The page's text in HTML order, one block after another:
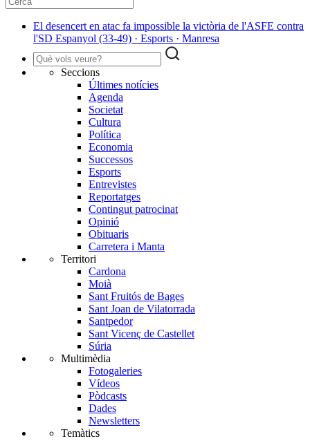
El desencert en atac fa impossible la victòria de l'ASFE contra
l'SD Espanyol (33-49) · Esports · Manresa
Seccions
Últimes notícies
Agenda
Societat
Cultura
Política
Economia
Successos
Esports
Entrevistes
Reportatges
Contingut patrocinat
Opinió
Obituaris
Carretera i Manta
Territori
Cardona
Moià
Sant Fruitós de Bages
Sant Joan de Vilatorrada
Santpedor
Sant Vicenç de Castellet
Súria
Multimèdia
Fotogaleries
Vídeos
Pòdcasts
Dades
Newsletters
Temàtics